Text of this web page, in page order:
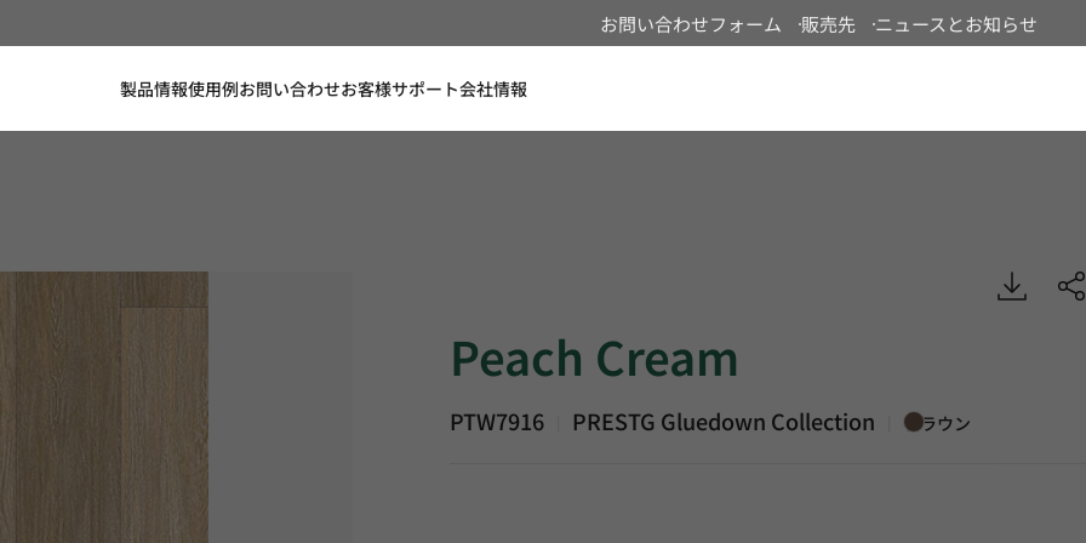
お問い合わせフォーム 販売先 ニュースとお知らせ
製品情報使用例お問い合わせお客様サポート会社情報
Peach Cream
PTW7916 PRESTG Gluedown Collection ブラウン